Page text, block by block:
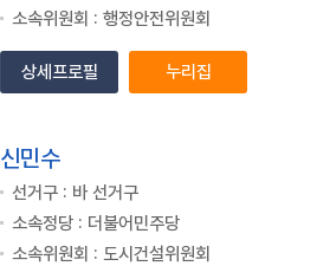
소속위원회 : 행정안전위원회
상세프로필 누리집
신민수
선거구 : 바 선거구
소속정당 : 더불어민주당
소속위원회 : 도시건설위원회